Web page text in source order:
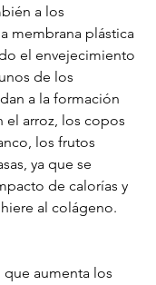
a los
membrana plástica
el envejecimiento
de los
a la formación
el arroz, los copos
los frutos
ya que se
de calorías y
al colágeno.
aumenta los